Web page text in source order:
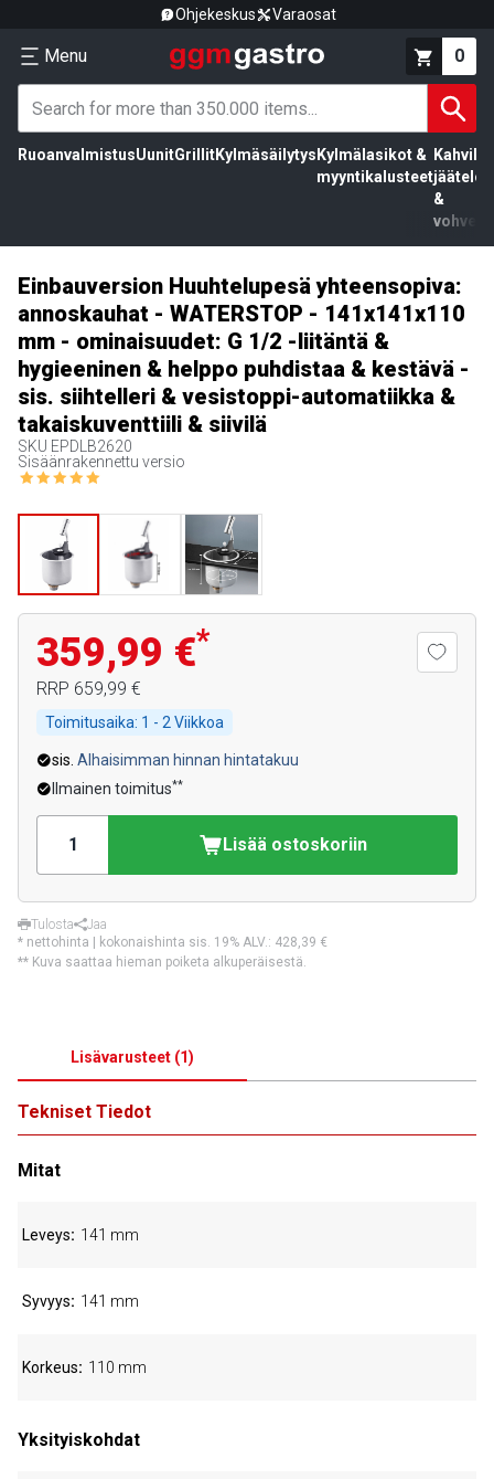
Ohjekeskus Varaosat
Menu 0
RuoanvalmistusUunitGrillitKylmäsäilytys Kylmälasikot &
myyntikalusteet
Kahvila,
jäätelö
&
vohvelit
Einbauversion Huuhtelupesä yhteensopiva:
annoskauhat - WATERSTOP - 141x141x110
mm - ominaisuudet: G 1/2 -liitäntä &
hygieeninen & helppo puhdistaa & kestävä -
sis. siihtelleri & vesistoppi-automatiikka &
takaiskuventtiili & siivilä
SKU EPDLB2620
Sisäänrakennettu versio
359,99 €*
RRP 659,99 €
Toimitusaika: 1 - 2 Viikkoa
sis. Alhaisimman hinnan hintatakuu
Ilmainen toimitus**
Lisää ostoskoriin
Tulosta
Jaa
* nettohinta | kokonaishinta sis. 19% ALV.: 428,39 €
** Kuva saattaa hieman poiketa alkuperäisestä.
Lisävarusteet (1)
Tekniset Tiedot
Mitat
Leveys 141 mm
Syvyys 141 mm
Korkeus 110 mm
Yksityiskohdat